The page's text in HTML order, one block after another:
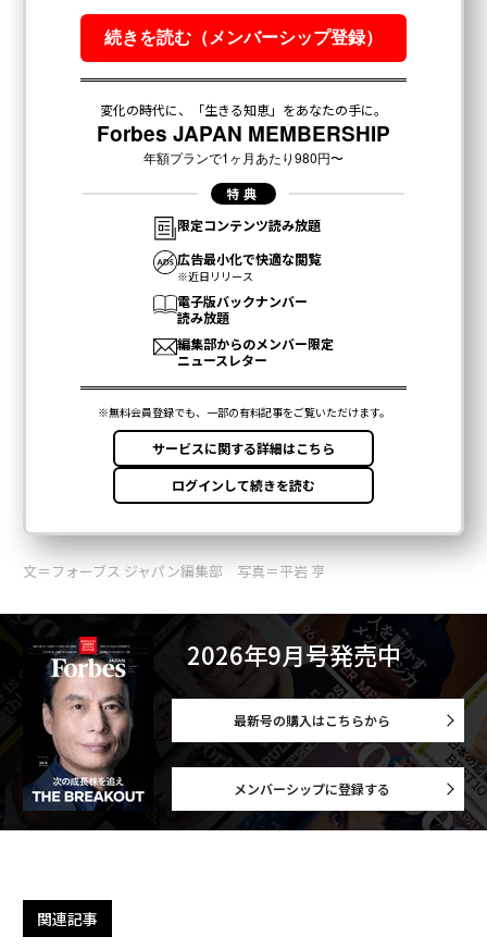
文＝フォーブス ジャパン編集部 写真＝平岩 亨
2026年9月号発売中
最新号の購入はこちらから
メンバーシップに登録する
関連記事